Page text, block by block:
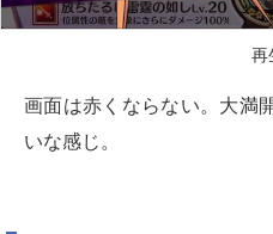
再
画面は赤くならない。大満
いな感じ。